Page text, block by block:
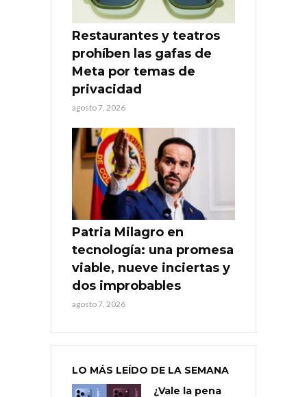
Restaurantes y teatros
prohíben las gafas de
Meta por temas de
privacidad
agosto 7, 2026
Patria Milagro en
tecnología: una promesa
viable, nueve inciertas y
dos improbables
agosto 7, 2026
LO MÁS LEÍDO DE LA SEMANA
¿Vale la pena